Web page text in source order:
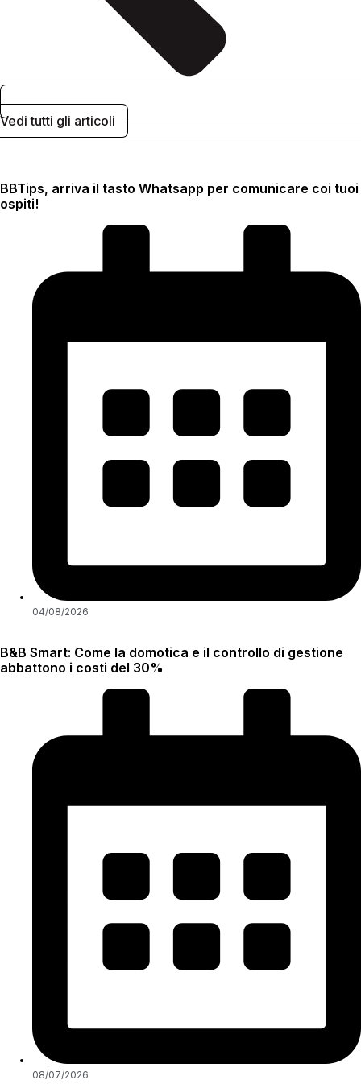
Vedi tutti gli articoli
BBTips, arriva il tasto Whatsapp per comunicare coi tuoi
ospiti!
04/08/2026
B&B Smart: Come la domotica e il controllo di gestione
abbattono i costi del 30%
08/07/2026